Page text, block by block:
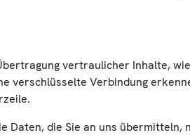
vertraulicher Inhalte,
verschlüsselte Verbindung
Daten, die Sie an uns